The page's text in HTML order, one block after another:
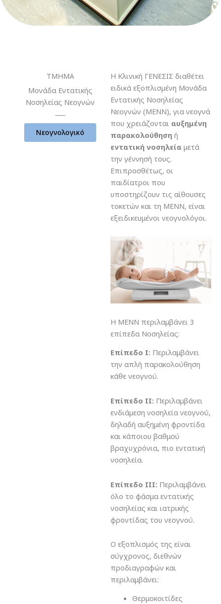
ΤΜΗΜΑ
Μονάδα Εντατικής
Νοσηλείας Νεογνών
Νεογνολογικό
Η Κλινική ΓΕΝΕΣΙΣ διαθέτει
ειδικά εξοπλισμένη Μονάδα
Εντατικής Νοσηλείας
Νεογνών (ΜΕΝΝ), για νεογνά
που χρειάζονται αυξημένη
παρακολούθηση ή
εντατική νοσηλεία μετά
την γέννησή τους.
Επιπροσθέτως, οι
παιδίατροι που
υποστηρίζουν τις αίθουσες
τοκετών και τη ΜΕΝΝ, είναι
εξειδικευμένοι νεογνολόγοι.
Η ΜΕΝΝ περιλαμβάνει 3
επίπεδα Νοσηλείας:
Επίπεδο Ι: Περιλαμβάνει
την απλή παρακολούθηση
κάθε νεογνού.
Επίπεδο ΙΙ: Περιλαμβάνει
ενδιάμεση νοσηλεία νεογνού,
δηλαδή αυξημένη φροντίδα
και κάποιου βαθμού
βραχυχρόνια, πιο εντατική
νοσηλεία.
Επίπεδο ΙΙΙ: Περιλαμβάνει
όλο το φάσμα εντατικής
νοσηλείας και ιατρικής
φροντίδας του νεογνού.
Ο εξοπλισμός της είναι
σύγχρονος, διεθνών
προδιαγραφών και
περιλαμβάνει:
Θερμοκοιτίδες